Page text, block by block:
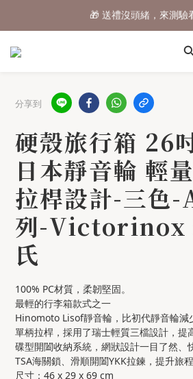
⌛行李箱結帳 72折 至
⌛行李箱結帳 72折 至
加入會員享$80專屬優
⌛行李箱結帳 72折 至8/
分享到
硬殼旅行箱 26
日本靜音輪 輕
拉桿設計-三色
列-Victorinox
氏
100% PC材質，柔韌堅固。
最輕的行李箱款式之一
Hinomoto Lisof靜音輪，比初代靜音輪減
單柄拉桿，採用了瑞士輕質三檔設計，提
碟型開闔收納系統，網狀設計一目了然、
TSA海關鎖、滑順開闔YKK拉鍊，提升旅程
尺寸：46 x 29 x 69 cm